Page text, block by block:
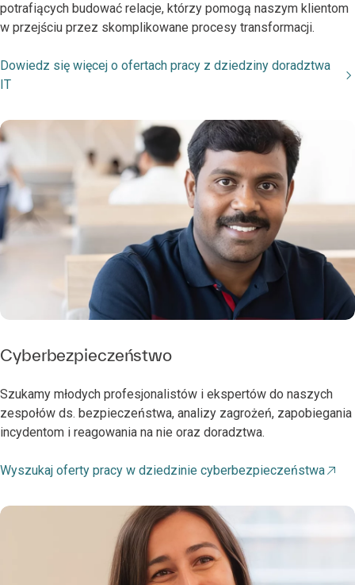
potrafiących budować relacje, którzy pomogą naszym klientom
w przejściu przez skomplikowane procesy transformacji.
Dowiedz się więcej o ofertach pracy z dziedziny doradztwa
IT
Cyberbezpieczeństwo
Szukamy młodych profesjonalistów i ekspertów do naszych
zespołów ds. bezpieczeństwa, analizy zagrożeń, zapobiegania
incydentom i reagowania na nie oraz doradztwa.
Wyszukaj oferty pracy w dziedzinie cyberbezpieczeństwa